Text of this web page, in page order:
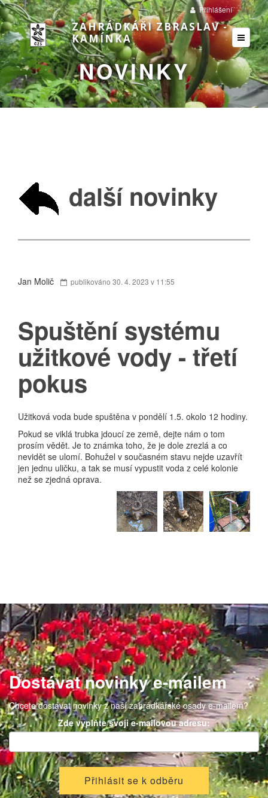
ZAHRÁDKÁŘI ZBRASLAV -
KAMÍNKA
Přihlášení
NOVINKY
další novinky
Jan Molič publikováno 30. 4. 2023 v 11:55
Spuštění systému
užitkové vody - třetí
pokus
Užitková voda bude spuštěna v pondělí 1.5. okolo 12 hodiny.
Pokud se viklá trubka jdoucí ze země, dejte nám o tom
prosím vědět. Je to známka toho, že je dole zrezlá a co
nevidět se ulomí. Bohužel v současném stavu nejde uzavřít
jen jednu uličku, a tak se musí vypustit voda z celé kolonie
než se zjedná oprava.
Dostávat novinky e-mailem
Chcete dostávat novinky z naší zahrádkářské osady e-mailem?
Zde vyplňte svoji e-mailovou adresu: